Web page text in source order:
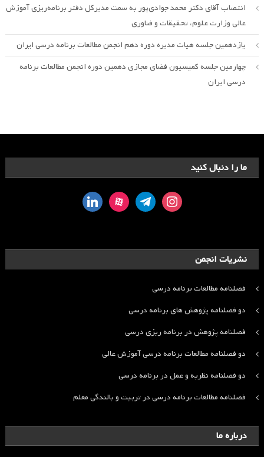
انتصاب آقای دکتر محمد جوادی‌پور به سمت مدیرکل دفتر برنامه‌ریزی آموزش
عالی وزارت علوم، تحقیقات و فناوری
یازدهمین جلسه هیات مدیره دوره دهم انجمن مطالعات برنامه درسی ایران
چهارمین جلسه کمیسیون فضای مجازی دهمین دوره انجمن مطالعات برنامه
درسی ایران
ما را دنبال کنید
instagram
telegram
aparat
linkedin
نشریات انجمن
فصلنامه مطالعات برنامه درسی
دو فصلنامه پژوهش های برنامه درسی
فصلنامه پژوهش در برنامه ریزی درسی
دو فصلنامه مطالعات برنامه درسی آموزش عالی
دو فصلنامه نظریه و عمل در برنامه درسی
فصلنامه مطالعات برنامه درسی در تربیت و بالندگی معلم
درباره ما